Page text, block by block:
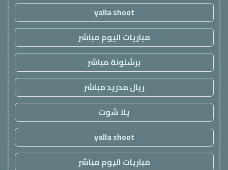
yalla shoot
مباريات اليوم مباشر
برشلونة مباشر
ريال مدريد مباشر
يلا شوت
yalla shoot
مباريات اليوم مباشر